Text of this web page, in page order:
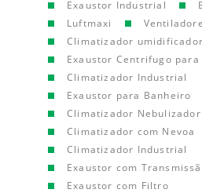
Exaustor Industrial
Luftmaxi
Climatizador umidificador
Exaustor Centrifugo para
Climatizador Industrial
Exaustor para Banheiro
Climatizador Nebulizador
Climatizador com Nevoa
Climatizador Industrial
Exaustor com
Exaustor com Filtro